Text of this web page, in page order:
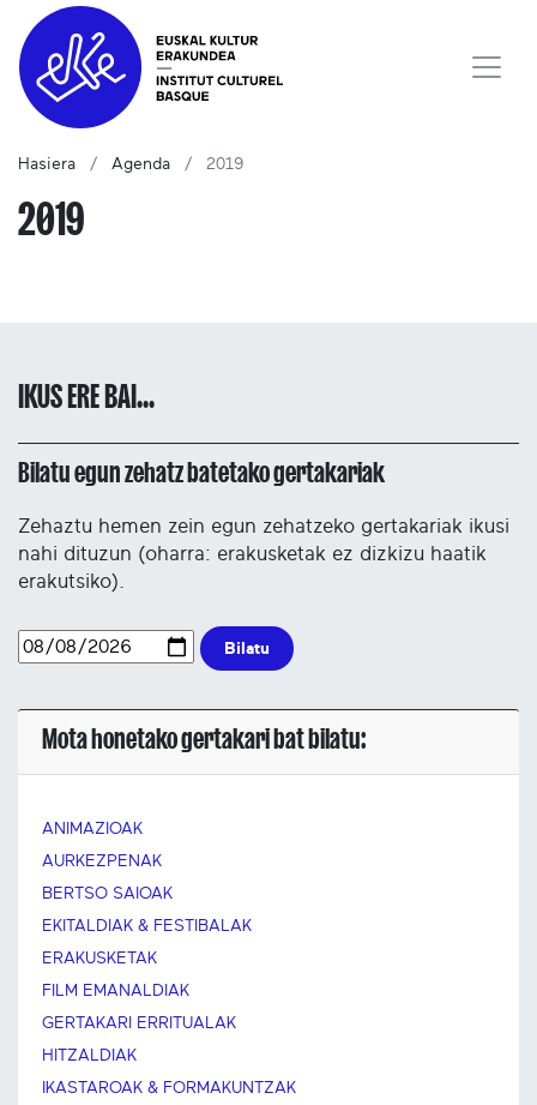
Hasiera Agenda 2019
2019
IKUS ERE BAI...
Bilatu egun zehatz batetako gertakariak
Zehaztu hemen zein egun zehatzeko gertakariak ikusi
nahi dituzun (oharra: erakusketak ez dizkizu haatik
erakutsiko).
Bilatu
Mota honetako gertakari bat bilatu:
ANIMAZIOAK
AURKEZPENAK
BERTSO SAIOAK
EKITALDIAK & FESTIBALAK
ERAKUSKETAK
FILM EMANALDIAK
GERTAKARI ERRITUALAK
HITZALDIAK
IKASTAROAK & FORMAKUNTZAK